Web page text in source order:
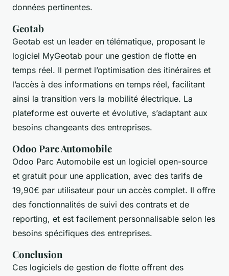
données pertinentes.
Geotab
Geotab est un leader en télématique, proposant le
logiciel MyGeotab pour une gestion de flotte en
temps réel. Il permet l’optimisation des itinéraires et
l’accès à des informations en temps réel, facilitant
ainsi la transition vers la mobilité électrique. La
plateforme est ouverte et évolutive, s’adaptant aux
besoins changeants des entreprises.
Odoo Parc Automobile
Odoo Parc Automobile est un logiciel open-source
et gratuit pour une application, avec des tarifs de
19,90€ par utilisateur pour un accès complet. Il offre
des fonctionnalités de suivi des contrats et de
reporting, et est facilement personnalisable selon les
besoins spécifiques des entreprises.
Conclusion
Ces logiciels de gestion de flotte offrent des